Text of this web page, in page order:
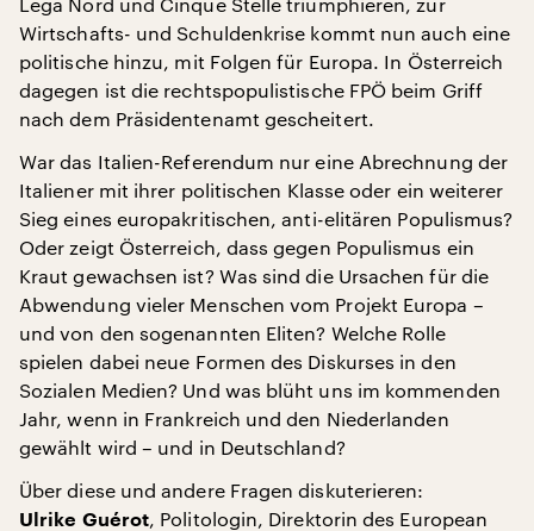
Wirtschafts- und Schuldenkrise kommt nun auch eine
politische hinzu, mit Folgen für Europa. In Österreich
dagegen ist die rechtspopulistische FPÖ beim Griff
nach dem Präsidentenamt gescheitert.
War das Italien-Referendum nur eine Abrechnung der
Italiener mit ihrer politischen Klasse oder ein weiterer
Sieg eines europakritischen, anti-elitären Populismus?
Oder zeigt Österreich, dass gegen Populismus ein
Kraut gewachsen ist? Was sind die Ursachen für die
Abwendung vieler Menschen vom Projekt Europa –
und von den sogenannten Eliten? Welche Rolle
spielen dabei neue Formen des Diskurses in den
Sozialen Medien? Und was blüht uns im kommenden
Jahr, wenn in Frankreich und den Niederlanden
gewählt wird – und in Deutschland?
Über diese und andere Fragen diskuterieren:
Ulrike Guérot, Politologin, Direktorin des European